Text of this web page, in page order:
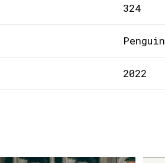
324
Penguin
2022